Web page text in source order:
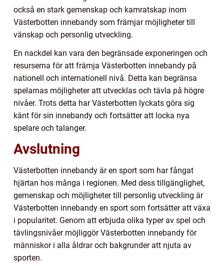
också en stark gemenskap och kamratskap inom
Västerbotten innebandy som främjar möjligheter till
vänskap och personlig utveckling.
En nackdel kan vara den begränsade exponeringen och
resurserna för att främja Västerbotten innebandy på
nationell och internationell nivå. Detta kan begränsa
spelarnas möjligheter att utvecklas och tävla på högre
nivåer. Trots detta har Västerbotten lyckats göra sig
känt för sin innebandy och fortsätter att locka nya
spelare och talanger.
Avslutning
Västerbotten innebandy är en sport som har fångat
hjärtan hos många i regionen. Med dess tillgänglighet,
gemenskap och möjligheter till personlig utveckling är
Västerbotten innebandy en sport som fortsätter att växa
i popularitet. Genom att erbjuda olika typer av spel och
tävlingsnivåer möjliggör Västerbotten innebandy för
människor i alla åldrar och bakgrunder att njuta av
sporten.